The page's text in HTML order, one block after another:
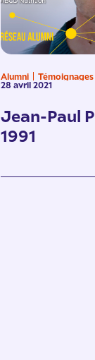
Alumni Témoignages
28 avril 2021
Jean-Paul
1991